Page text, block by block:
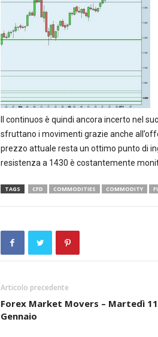
x
Il continuos è quindi ancora incerto nel
sfruttano i movimenti grazie anche
prezzo attuale resta un ottimo punto di
resistenza a 1430 è costantemente
TAGS CFD COMMODITIES COMMODITY
Articolo precedente
Forex Market Movers – Martedì 11
Gennaio